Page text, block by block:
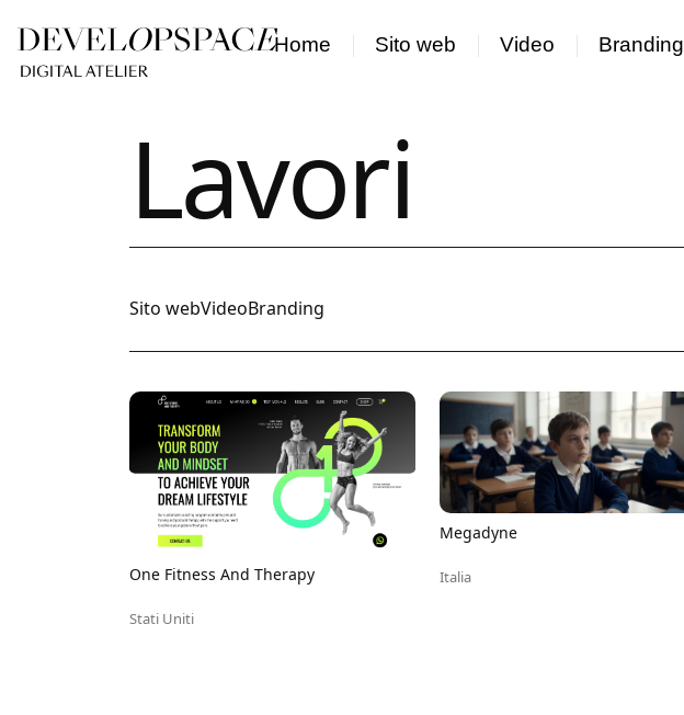
main
Home Sito web Video Branding
Lavori
Sito webVideoBranding
One Fitness And Therapy
Stati Uniti
Megadyne
Italia